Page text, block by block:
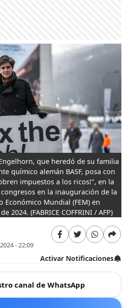
que heredó de su familia
químico alemán BASF, posa con
impuestos a los ricos!", en la
en la inauguración de la
Económico Mundial (FEM) en
2024. (FABRICE COFFRINI / AFP)
- 22:09
Activar Notificaciones
canal de WhatsApp